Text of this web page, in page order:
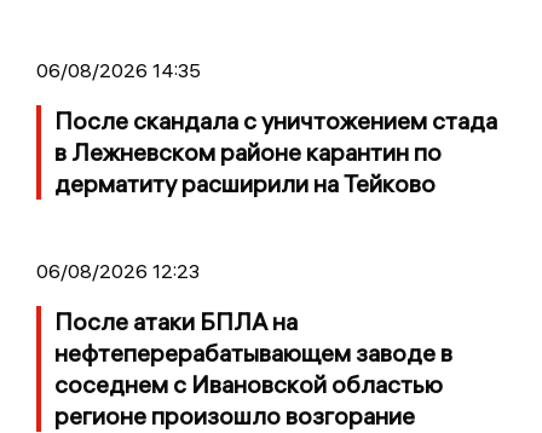
06/08/2026 14:35
После скандала с уничтожением стада
в Лежневском районе карантин по
дерматиту расширили на Тейково
06/08/2026 12:23
После атаки БПЛА на
нефтеперерабатывающем заводе в
соседнем с Ивановской областью
регионе произошло возгорание